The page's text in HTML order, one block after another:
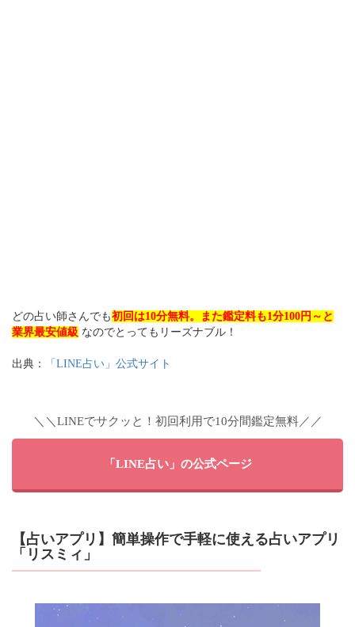
どの占い師さんでも初回は10分無料。また鑑定料も1分100円～と
業界最安値級 なのでとってもリーズナブル！
出典： 「LINE占い」公式サイト
＼＼LINEでサクッと！初回利用で10分間鑑定無料／／
「LINE占い」の公式ページ
【占いアプリ】簡単操作で手軽に使える占いアプリ
「リスミィ」